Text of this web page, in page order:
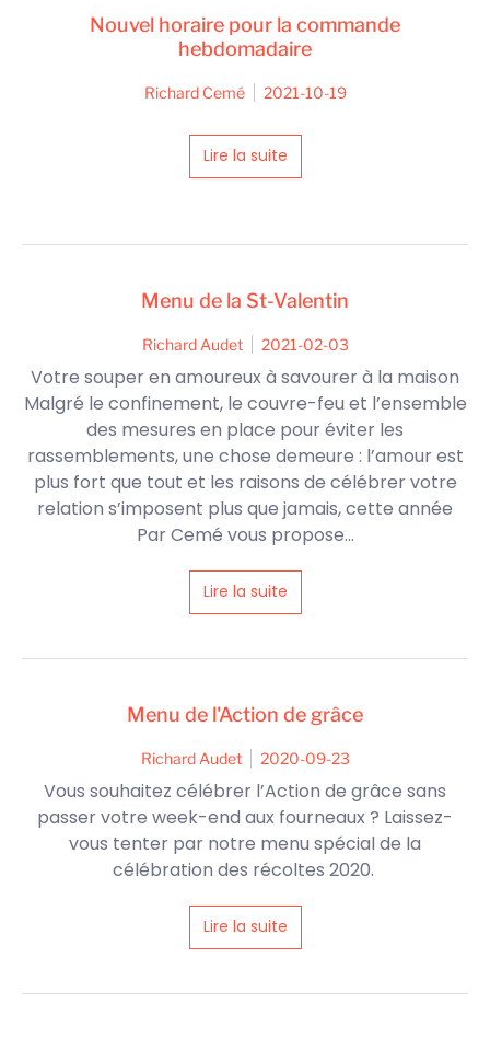
Nouvel horaire pour la commande
hebdomadaire
Richard Cemé 2021-10-19
Lire la suite
Menu de la St-Valentin
Richard Audet 2021-02-03
Votre souper en amoureux à savourer à la maison
Malgré le confinement, le couvre-feu et l’ensemble
des mesures en place pour éviter les
rassemblements, une chose demeure : l’amour est
plus fort que tout et les raisons de célébrer votre
relation s’imposent plus que jamais, cette année
Par Cemé vous propose...
Lire la suite
Menu de l'Action de grâce
Richard Audet 2020-09-23
Vous souhaitez célébrer l’Action de grâce sans
passer votre week-end aux fourneaux ? Laissez-
vous tenter par notre menu spécial de la
célébration des récoltes 2020.
Lire la suite